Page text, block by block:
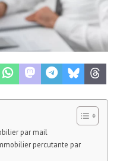
par mail
percutante par